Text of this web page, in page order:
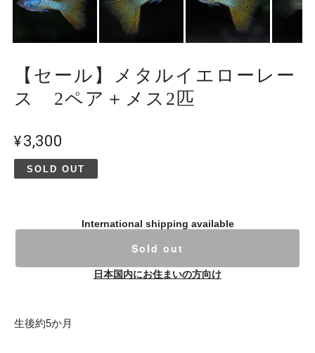
【セール】メタルイエローレー
ス 2ペア＋メス2匹
¥3,300
SOLD OUT
International shipping available
Sold out
日本国内にお住まいの方向け
生後約5か月